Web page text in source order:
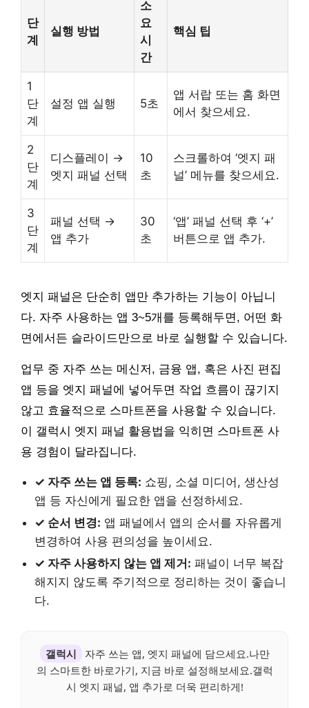
단
계
실행 방법
소
요
시
간
핵심 팁
1
단
계
설정 앱 실행 5초
앱 서랍 또는 홈 화면
에서 찾으세요.
2
단
계
디스플레이 →
엣지 패널 선택
10
초
스크롤하여 ‘엣지 패
널’ 메뉴를 찾으세요.
3
단
계
패널 선택 →
앱 추가
30
초
‘앱’ 패널 선택 후 ‘+’
버튼으로 앱 추가.
엣지 패널은 단순히 앱만 추가하는 기능이 아닙니
다. 자주 사용하는 앱 3~5개를 등록해두면, 어떤 화
면에서든 슬라이드만으로 바로 실행할 수 있습니다.
업무 중 자주 쓰는 메신저, 금융 앱, 혹은 사진 편집
앱 등을 엣지 패널에 넣어두면 작업 흐름이 끊기지
않고 효율적으로 스마트폰을 사용할 수 있습니다.
이 갤럭시 엣지 패널 활용법을 익히면 스마트폰 사
용 경험이 달라집니다.
✓ 자주 쓰는 앱 등록: 쇼핑, 소셜 미디어, 생산성
앱 등 자신에게 필요한 앱을 선정하세요.
✓ 순서 변경: 앱 패널에서 앱의 순서를 자유롭게
변경하여 사용 편의성을 높이세요.
✓ 자주 사용하지 않는 앱 제거: 패널이 너무 복잡
해지지 않도록 주기적으로 정리하는 것이 좋습니
다.
갤럭시
자주 쓰는 앱, 엣지 패널에 담으세요.나만
의 스마트한 바로가기, 지금 바로 설정해보세요.갤럭
시 엣지 패널, 앱 추가로 더욱 편리하게!